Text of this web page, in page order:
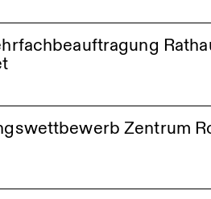
Zentrum